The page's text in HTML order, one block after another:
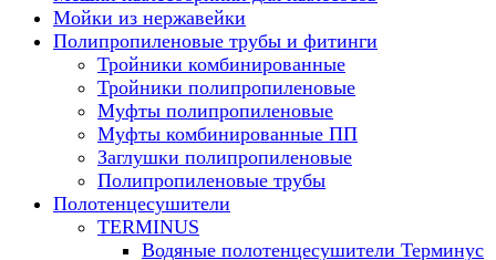
Мойки из нержавейки
Полипропиленовые трубы и фитинги
Тройники комбинированные
Тройники полипропиленовые
Муфты полипропиленовые
Муфты комбинированные ПП
Заглушки полипропиленовые
Полипропиленовые трубы
Полотенцесушители
TERMINUS
Водяные полотенцесушители Терминус